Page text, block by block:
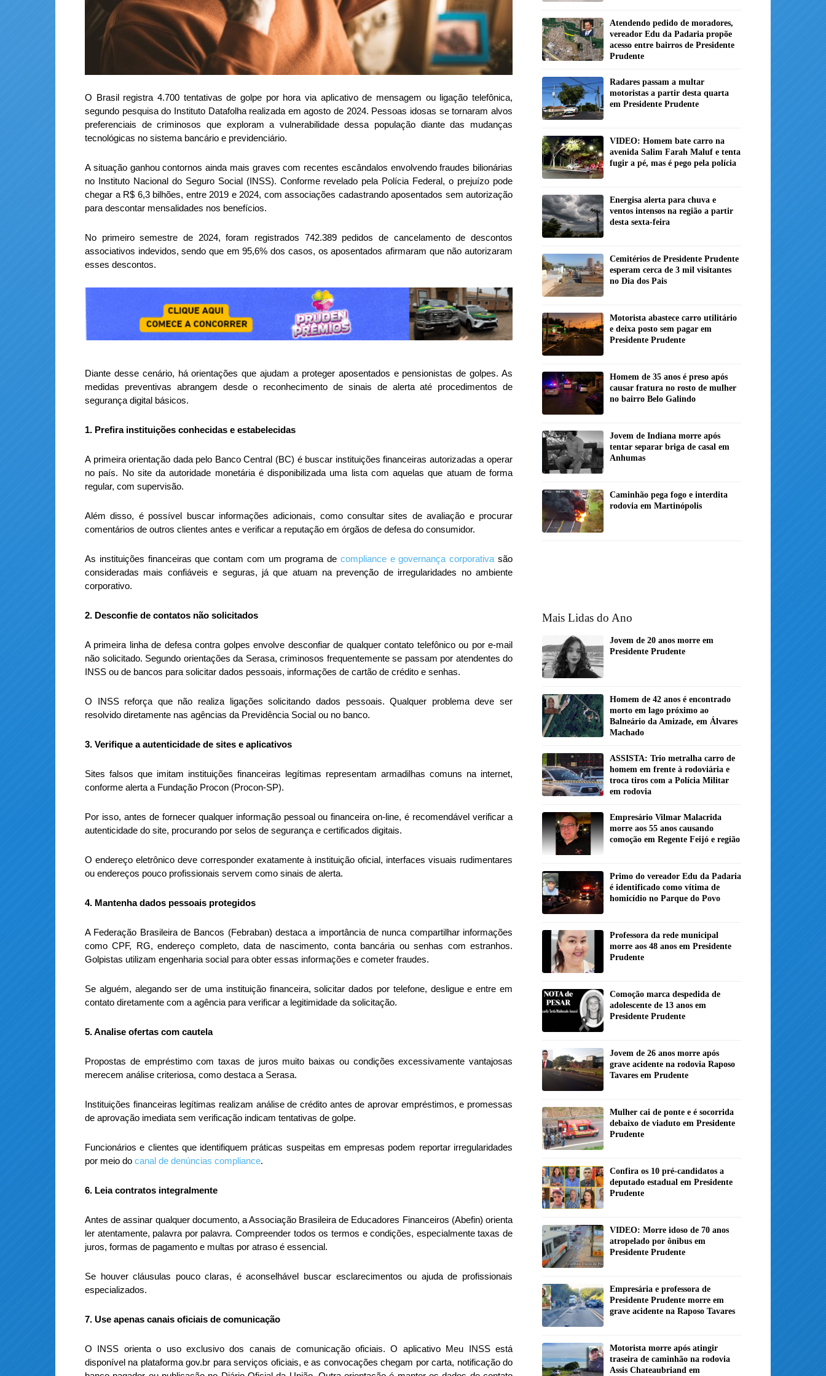
O Brasil registra 4.700 tentativas de golpe por hora via aplicativo de mensagem ou ligação telefônica,
segundo pesquisa do Instituto Datafolha realizada em agosto de 2024. Pessoas idosas se tornaram alvos
preferenciais de criminosos que exploram a vulnerabilidade dessa população diante das mudanças
tecnológicas no sistema bancário e previdenciário.
A situação ganhou contornos ainda mais graves com recentes escândalos envolvendo fraudes bilionárias
no Instituto Nacional do Seguro Social (INSS). Conforme revelado pela Polícia Federal, o prejuízo pode
chegar a R$ 6,3 bilhões, entre 2019 e 2024, com associações cadastrando aposentados sem autorização
para descontar mensalidades nos benefícios.
No primeiro semestre de 2024, foram registrados 742.389 pedidos de cancelamento de descontos
associativos indevidos, sendo que em 95,6% dos casos, os aposentados afirmaram que não autorizaram
esses descontos.
Diante desse cenário, há orientações que ajudam a proteger aposentados e pensionistas de golpes. As
medidas preventivas abrangem desde o reconhecimento de sinais de alerta até procedimentos de
segurança digital básicos.
1. Prefira instituições conhecidas e estabelecidas
A primeira orientação dada pelo Banco Central (BC) é buscar instituições financeiras autorizadas a operar
no país. No site da autoridade monetária é disponibilizada uma lista com aquelas que atuam de forma
regular, com supervisão.
Além disso, é possível buscar informações adicionais, como consultar sites de avaliação e procurar
comentários de outros clientes antes e verificar a reputação em órgãos de defesa do consumidor.
As instituições financeiras que contam com um programa de compliance e governança corporativasão
consideradas mais confiáveis e seguras, já que atuam na prevenção de irregularidades no ambiente
corporativo.
2. Desconfie de contatos não solicitados
A primeira linha de defesa contra golpes envolve desconfiar de qualquer contato telefônico ou por e-mail
não solicitado. Segundo orientações da Serasa, criminosos frequentemente se passam por atendentes do
INSS ou de bancos para solicitar dados pessoais, informações de cartão de crédito e senhas.
O INSS reforça que não realiza ligações solicitando dados pessoais. Qualquer problema deve ser
resolvido diretamente nas agências da Previdência Social ou no banco.
3. Verifique a autenticidade de sites e aplicativos
Sites falsos que imitam instituições financeiras legítimas representam armadilhas comuns na internet,
conforme alerta a Fundação Procon (Procon-SP).
Por isso, antes de fornecer qualquer informação pessoal ou financeira on-line, é recomendável verificar a
autenticidade do site, procurando por selos de segurança e certificados digitais.
O endereço eletrônico deve corresponder exatamente à instituição oficial, interfaces visuais rudimentares
ou endereços pouco profissionais servem como sinais de alerta.
4. Mantenha dados pessoais protegidos
A Federação Brasileira de Bancos (Febraban) destaca a importância de nunca compartilhar informações
como CPF, RG, endereço completo, data de nascimento, conta bancária ou senhas com estranhos.
Golpistas utilizam engenharia social para obter essas informações e cometer fraudes.
Se alguém, alegando ser de uma instituição financeira, solicitar dados por telefone, desligue e entre em
contato diretamente com a agência para verificar a legitimidade da solicitação.
5. Analise ofertas com cautela
Propostas de empréstimo com taxas de juros muito baixas ou condições excessivamente vantajosas
merecem análise criteriosa, como destaca a Serasa.
Instituições financeiras legítimas realizam análise de crédito antes de aprovar empréstimos, e promessas
de aprovação imediata sem verificação indicam tentativas de golpe.
Funcionários e clientes que identifiquem práticas suspeitas em empresas podem reportar irregularidades
por meio do canal de denúncias compliance.
6. Leia contratos integralmente
Antes de assinar qualquer documento, a Associação Brasileira de Educadores Financeiros (Abefin) orienta
ler atentamente, palavra por palavra. Compreender todos os termos e condições, especialmente taxas de
juros, formas de pagamento e multas por atraso é essencial.
Se houver cláusulas pouco claras, é aconselhável buscar esclarecimentos ou ajuda de profissionais
especializados.
7. Use apenas canais oficiais de comunicação
O INSS orienta o uso exclusivo dos canais de comunicação oficiais. O aplicativo Meu INSS está
disponível na plataforma gov.br para serviços oficiais, e as convocações chegam por carta, notificação do
Atendendo pedido de moradores,
vereador Edu da Padaria propõe
acesso entre bairros de Presidente
Prudente
Radares passam a multar
motoristas a partir desta quarta
em Presidente Prudente
VIDEO: Homem bate carro na
avenida Salim Farah Maluf e tenta
fugir a pé, mas é pego pela polícia
Energisa alerta para chuva e
ventos intensos na região a partir
desta sexta-feira
Cemitérios de Presidente Prudente
esperam cerca de 3 mil visitantes
no Dia dos Pais
Motorista abastece carro utilitário
e deixa posto sem pagar em
Presidente Prudente
Homem de 35 anos é preso após
causar fratura no rosto de mulher
no bairro Belo Galindo
Jovem de Indiana morre após
tentar separar briga de casal em
Anhumas
Caminhão pega fogo e interdita
rodovia em Martinópolis
Mais Lidas do Ano
Jovem de 20 anos morre em
Presidente Prudente
Homem de 42 anos é encontrado
morto em lago próximo ao
Balneário da Amizade, em Álvares
Machado
ASSISTA: Trio metralha carro de
homem em frente à rodoviária e
troca tiros com a Polícia Militar
em rodovia
Empresário Vilmar Malacrida
morre aos 55 anos causando
comoção em Regente Feijó e região
Primo do vereador Edu da Padaria
é identificado como vítima de
homicídio no Parque do Povo
Professora da rede municipal
morre aos 48 anos em Presidente
Prudente
Comoção marca despedida de
adolescente de 13 anos em
Presidente Prudente
Jovem de 26 anos morre após
grave acidente na rodovia Raposo
Tavares em Prudente
Mulher cai de ponte e é socorrida
debaixo de viaduto em Presidente
Prudente
Confira os 10 pré-candidatos a
deputado estadual em Presidente
Prudente
VIDEO: Morre idoso de 70 anos
atropelado por ônibus em
Presidente Prudente
Empresária e professora de
Presidente Prudente morre em
grave acidente na Raposo Tavares
Motorista morre após atingir
traseira de caminhão na rodovia
Assis Chateaubriand em